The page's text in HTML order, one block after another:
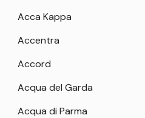
Acca Kappa
Accentra
Accord
Acqua del Garda
Acqua di Parma